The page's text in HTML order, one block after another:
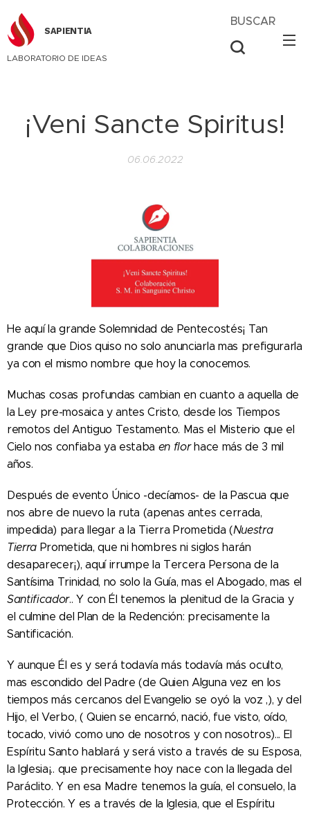
SAPIENTIA
LABORATORIO DE IDEAS
BUSCAR
¡Veni Sancte Spiritus!
06.06.2022
He aquí la grande Solemnidad de Pentecostés¡ Tan
grande que Dios quiso no solo anunciarla mas prefigurarla
ya con el mismo nombre que hoy la conocemos.
Muchas cosas profundas cambian en cuanto a aquella de
la Ley pre-mosaica y antes Cristo, desde los Tiempos
remotos del Antiguo Testamento. Mas el Misterio que el
Cielo nos confiaba ya estaba en florhace más de 3 mil
años.
Después de evento Único -decíamos- de la Pascua que
nos abre de nuevo la ruta (apenas antes cerrada,
impedida) para llegar a la Tierra Prometida (Nuestra
Tierra Prometida, que ni hombres ni siglos harán
desaparecer¡), aquí irrumpe la Tercera Persona de la
Santísima Trinidad, no solo la Guía, mas el Abogado, mas el
Santificador.. Y con Él tenemos la plenitud de la Gracia y
el culmine del Plan de la Redención: precisamente la
Santificación.
Y aunque Él es y será todavía más todavía más oculto,
mas escondido del Padre (de Quien Alguna vez en los
tiempos más cercanos del Evangelio se oyó la voz ,), y del
Hijo, el Verbo, ( Quien se encarnó, nació, fue visto, oído,
tocado, vivió como uno de nosotros y con nosotros)... El
Espíritu Santo hablará y será visto a través de su Esposa,
la Iglesia¡.. que precisamente hoy nace con la llegada del
Paráclito. Y en esa Madre tenemos la guía, el consuelo, la
Protección. Y es a través de la Iglesia, que el Espíritu